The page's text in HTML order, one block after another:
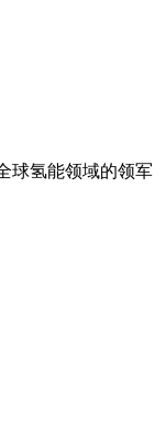
球氢能领域的领军